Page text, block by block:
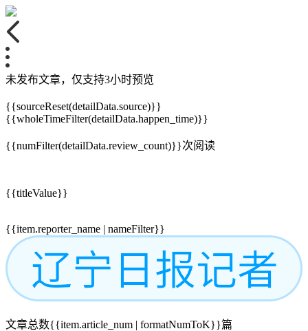
未发布文章，仅支持3小时预览
{{sourceReset(detailData.source)}}
{{wholeTimeFilter(detailData.happen_time)}}
{{numFilter(detailData.review_count)}}次阅读
{{titleValue}}
{{item.reporter_name | nameFilter}}
文章总数{{item.article_num | formatNumToK}}篇